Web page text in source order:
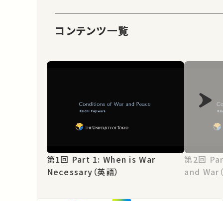
コンテンツ一覧
第1回 Part 1: When is War
Necessary（英語）
第2回 Part 2: Power Transition
and War